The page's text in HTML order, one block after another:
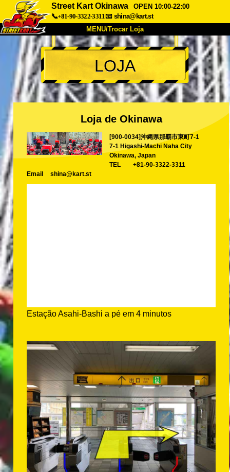
Street Kart Okinawa
OPEN 10:00-22:00
📞+81-90-3322-3311📧 shina@kart.st
MENU/Trocar Loja
INÍCIO
Sobre Especificações Preços
Acesso Opiniões FAQ
Empresa Reserva
Trocar Loja
Tokyo Shinagawa Tokyo Akihabara#1
Tokyo Akihabara#2 Tokyo Shibuya
Tokyo Shibuya Annex
LOJA
Loja de Okinawa
[900-0034]沖縄県那覇市東町7-1
7-1 Higashi-Machi Naha City
Okinawa, Japan
TEL
+81-90-3322-3311
Email
shina@kart.st
Estação Asahi-Bashi a pé em 4 minutos